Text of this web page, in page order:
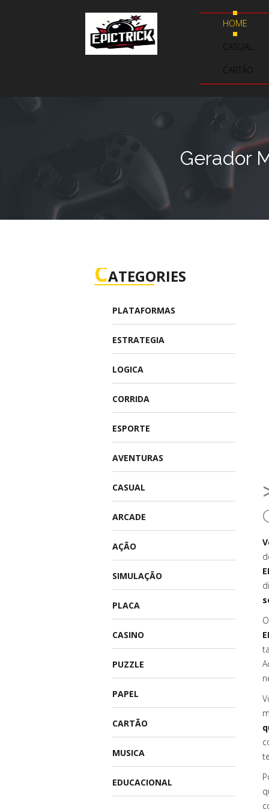
HOME
CASUAL
CARTÃO
Gerador
CATEGORIES
PLATAFORMAS
ESTRATEGIA
LOGICA
CORRIDA
ESPORTE
AVENTURAS
CASUAL
ARCADE
AÇÃO
SIMULAÇÃO
PLACA
CASINO
PUZZLE
PAPEL
CARTÃO
MUSICA
EDUCACIONAL